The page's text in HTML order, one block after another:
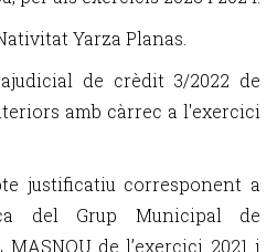
Yarza Planas.
de crèdit 3/2022 de
amb càrrec a l'exercici
justificatiu corresponent a
del Grup Municipal de
MASNOU de l’exercici 2021 i